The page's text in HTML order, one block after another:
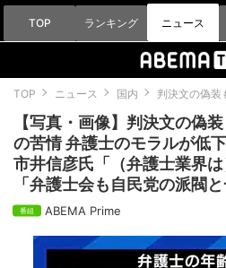
TOP ランキング ニュース
TOP ニュース 国内 判決文の偽
【写真・画像】判決文の偽
の苦情 弁護士のモラルが低
市井信彦氏「（弁護士業界は
「弁護士会も自民党の派閥
ABEMA Prime